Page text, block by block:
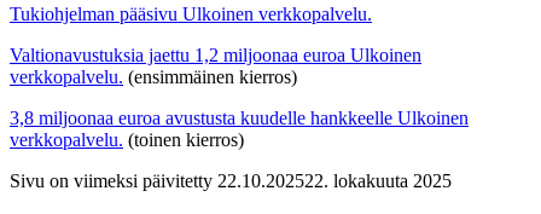
Tukiohjelman pääsivu Ulkoinen verkkopalvelu.
Valtionavustuksia jaettu 1,2 miljoonaa euroa Ulkoinen
verkkopalvelu. (ensimmäinen kierros)
3,8 miljoonaa euroa avustusta kuudelle hankkeelle Ulkoinen
verkkopalvelu. (toinen kierros)
Sivu on viimeksi päivitetty 22.10.202522. lokakuuta 2025